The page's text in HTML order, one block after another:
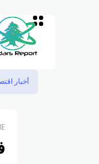
أخبار